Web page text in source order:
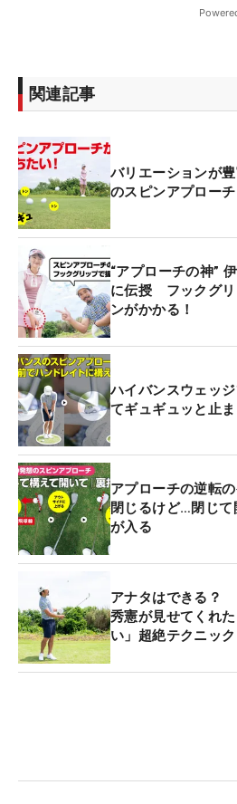
関連記事
バリエーションが
のスピンアプロー
“アプローチの神”
に伝授 フックグリ
ンがかかる！
ハイバンスウェッ
てギュギュッと止
アプローチの逆転
閉じるけど…閉じ
が入る
アナタはできる？
秀憲が見せてくれ
い」超絶テクニック